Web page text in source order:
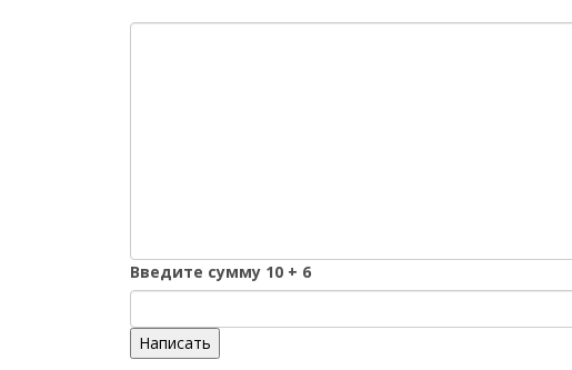
Введите сумму 10 + 6
Написать